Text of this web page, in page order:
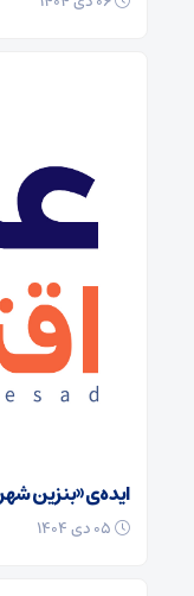
ایده‌ی «بنزین